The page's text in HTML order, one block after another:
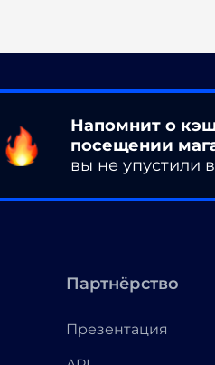
Напомнит о
посещении
вы не упустили
Партнёрство
Презентация